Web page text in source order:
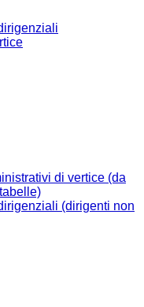
di vertice (da
(dirigenti non